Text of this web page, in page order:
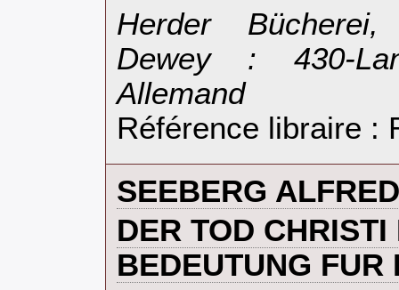
‎Herder
Dewey : 430-
Allemand‎
Référence libraire :
‎SEEBERG ALFRED‎
‎DER TOD CHRISTI
BEDEUTUNG FUR